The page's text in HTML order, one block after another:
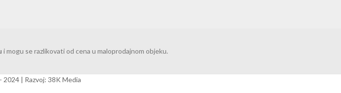
i mogu se razlikovati od cena u maloprodajnom objeku.
2024 | Razvoj: 38K Media